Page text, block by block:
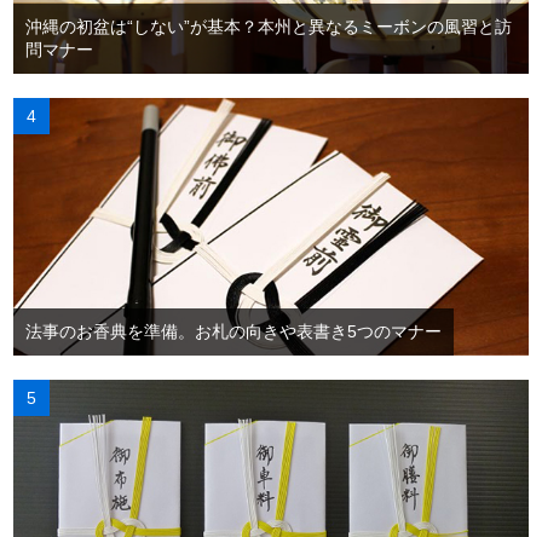
沖縄の初盆は“しない”が基本？本州と異なるミーボンの風習と訪
問マナー
法事のお香典を準備。お札の向きや表書き5つのマナー